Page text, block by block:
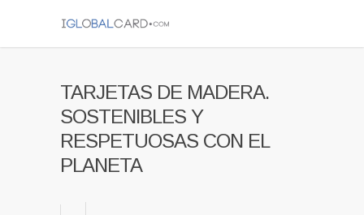
TARJETAS DE MADERA.
SOSTENIBLES Y
RESPETUOSAS CON EL
PLANETA